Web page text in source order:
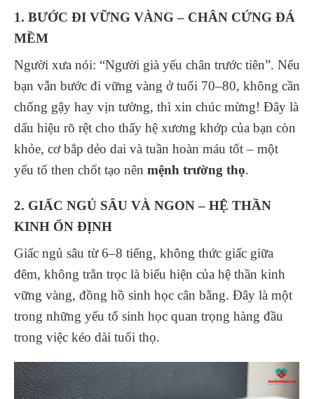
1. BƯỚC ĐI VỮNG VÀNG – CHÂN CỨNG ĐÁ
MỀM
Người xưa nói: “Người già yếu chân trước tiên”. Nếu
bạn vẫn bước đi vững vàng ở tuổi 70–80, không cần
chống gậy hay vịn tường, thì xin chúc mừng! Đây là
dấu hiệu rõ rệt cho thấy hệ xương khớp của bạn còn
khỏe, cơ bắp dẻo dai và tuần hoàn máu tốt – một
yếu tố then chốt tạo nên mệnh trường thọ.
2. GIẤC NGỦ SÂU VÀ NGON – HỆ THẦN
KINH ỔN ĐỊNH
Giấc ngủ sâu từ 6–8 tiếng, không thức giấc giữa
đêm, không trằn trọc là biểu hiện của hệ thần kinh
vững vàng, đồng hồ sinh học cân bằng. Đây là một
trong những yếu tố sinh học quan trọng hàng đầu
trong việc kéo dài tuổi thọ.